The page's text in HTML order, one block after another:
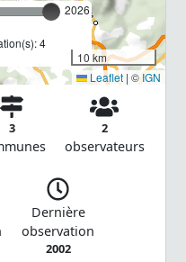
2026
4
10 km
Leaflet | ©IGN
3 2
observateurs
Dernière
observation
2002